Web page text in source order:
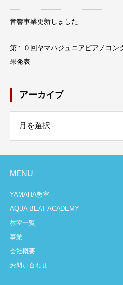
音響事業更新しました
第１０回ヤマハジュニアピアノコ
果発表
アーカイブ
MENU
YAMAHA教室
AQUA BEAT ACADEMY
教室一覧
事業
会社概要
お問い合わせ